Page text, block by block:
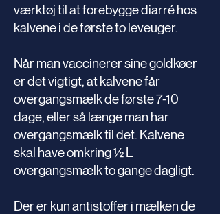
værktøj til at forebygge diarré hos
kalvene i de første to leveuger.
Når man vaccinerer sine goldkøer
er det vigtigt, at kalvene får
overgangsmælk de første 7-10
dage, eller så længe man har
overgangsmælk til det. Kalvene
skal have omkring ½ L
overgangsmælk to gange dagligt.
Der er kun antistoffer i mælken de